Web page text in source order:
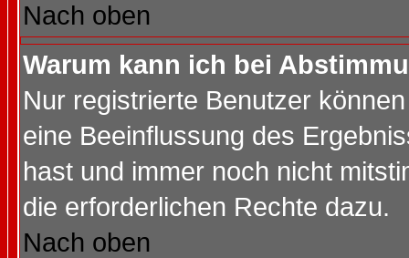
Nach oben
Warum kann ich bei
Nur registrierte Benutzer
eine Beeinflussung des
hast und immer noch nicht
die erforderlichen Rechte dazu.
Nach oben